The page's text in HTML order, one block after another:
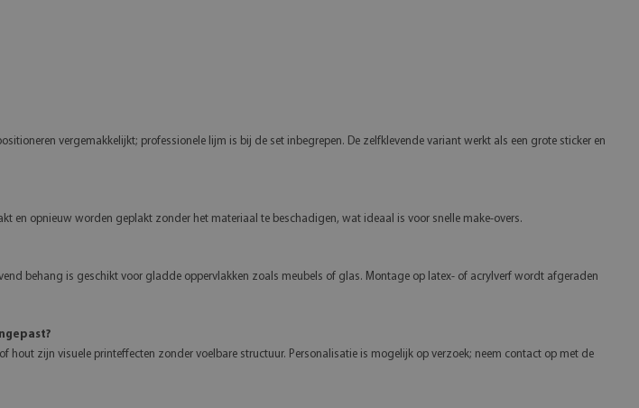
vergemakkelijkt; professionele lijm is bij de set inbegrepen. De zelfklevende variant werkt als een grote sticker en
en opnieuw worden geplakt zonder het materiaal te beschadigen, wat ideaal is voor snelle make-overs.
behang is geschikt voor gladde oppervlakken zoals meubels of glas. Montage op latex- of acrylverf wordt afgeraden
zijn visuele printeffecten zonder voelbare structuur. Personalisatie is mogelijk op verzoek; neem contact op met de